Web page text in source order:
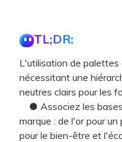
TL;DR:
L'utilisation de
nécessitant une
neutres clairs pour les
● Associez les bases
marque : de l'or pour
pour le bien-être et